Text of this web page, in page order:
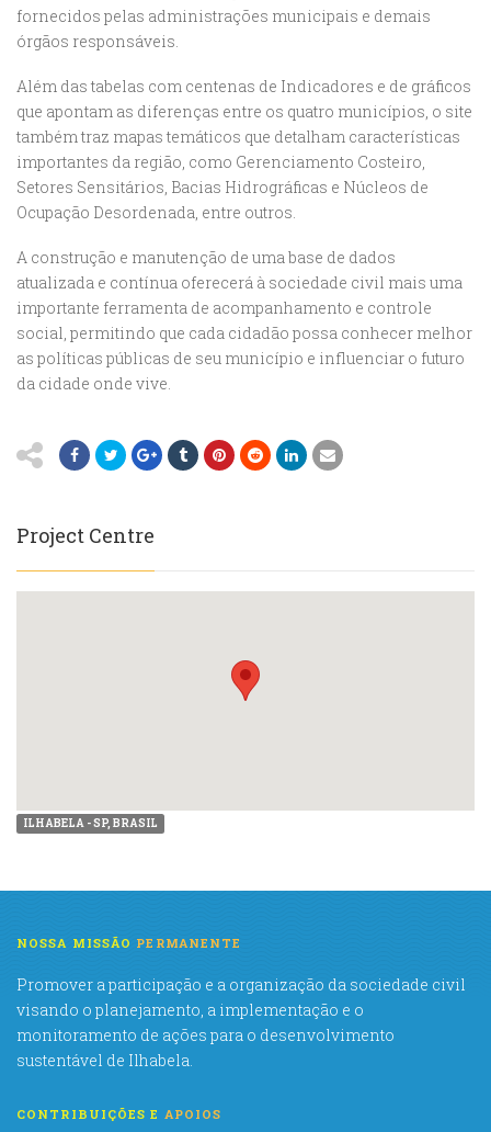
fornecidos pelas administrações municipais e demais
órgãos responsáveis.
Além das tabelas com centenas de Indicadores e de gráficos
que apontam as diferenças entre os quatro municípios, o site
também traz mapas temáticos que detalham características
importantes da região, como Gerenciamento Costeiro,
Setores Sensitários, Bacias Hidrográficas e Núcleos de
Ocupação Desordenada, entre outros.
A construção e manutenção de uma base de dados
atualizada e contínua oferecerá à sociedade civil mais uma
importante ferramenta de acompanhamento e controle
social, permitindo que cada cidadão possa conhecer melhor
as políticas públicas de seu município e influenciar o futuro
da cidade onde vive.
Project Centre
ILHABELA - SP, BRASIL
NOSSA MISSÃO PERMANENTE
Promover a participação e a organização da sociedade civil
visando o planejamento, a implementação e o
monitoramento de ações para o desenvolvimento
sustentável de Ilhabela.
CONTRIBUIÇÕES E APOIOS